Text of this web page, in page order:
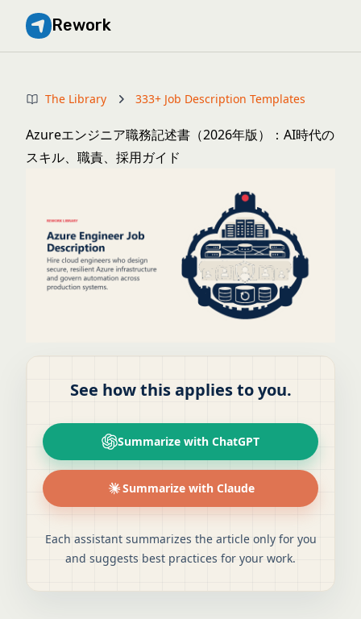
Rework
The Library 333+ Job Description Templates
Azureエンジニア職務記述書（2026年版）：AI時代の
スキル、職責、採用ガイド
See how this applies to you.
Summarize with ChatGPT
Summarize with Claude
Each assistant summarizes the article only for you
and suggests best practices for your work.